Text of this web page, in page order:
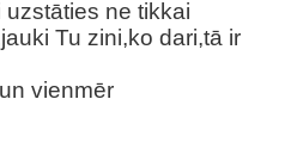
ne tikkai
Tu zini,ko dari,tā ir
vienmēr